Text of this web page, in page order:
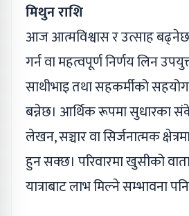
मिथुन राशि
आज आत्मविश्वास र उत्साह
गर्न वा महत्वपूर्ण निर्णय लिन
साथीभाइ तथा सहकर्मीको
बन्नेछ। आर्थिक रूपमा सुधारका
लेखन, सञ्चार वा सिर्जनात्मक क्षेत्रमा
हुन सक्छ। परिवारमा खुसीको
यात्राबाट लाभ मिल्ने सम्भावना